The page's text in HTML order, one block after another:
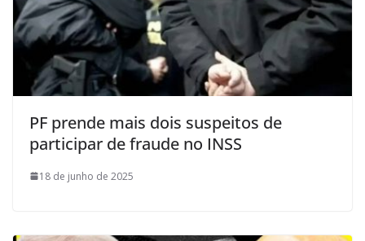
PF prende mais dois suspeitos de
participar de fraude no INSS
18 de junho de 2025